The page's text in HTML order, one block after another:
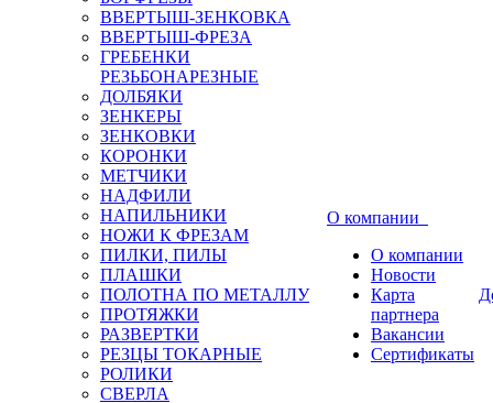
ВВЕРТЫШ-ЗЕНКОВКА
ВВЕРТЫШ-ФРЕЗА
ГРЕБЕНКИ
РЕЗЬБОНАРЕЗНЫЕ
ДОЛБЯКИ
ЗЕНКЕРЫ
ЗЕНКОВКИ
КОРОНКИ
МЕТЧИКИ
НАДФИЛИ
НАПИЛЬНИКИ
НОЖИ К ФРЕЗАМ
ПИЛКИ, ПИЛЫ
ПЛАШКИ
ПОЛОТНА ПО МЕТАЛЛУ
ПРОТЯЖКИ
РАЗВЕРТКИ
РЕЗЦЫ ТОКАРНЫЕ
РОЛИКИ
СВЕРЛА
О компании
О компании
Новости
Карта
партнера
Вакансии
Сертификаты